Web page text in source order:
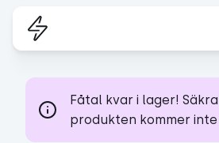
Fåtal kvar i lager!
produkten kommer